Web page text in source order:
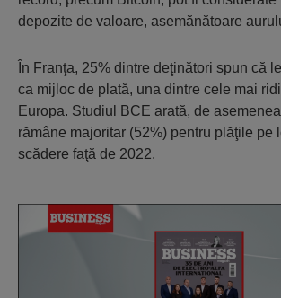
depozite de valoare, asemănătoare
În Franţa, 25% dintre deţinători spun că
ca mijloc de plată, una dintre cele mai
Europa. Studiul BCE arată, de
rămâne majoritar (52%) pentru plăţile pe
scădere faţă de 2022.